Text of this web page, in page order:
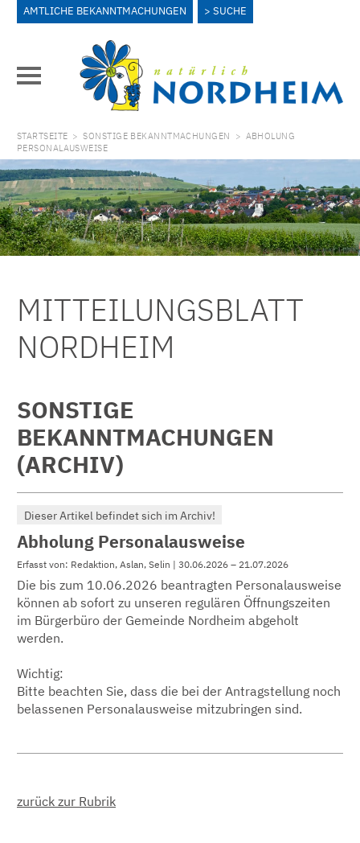
AMTLICHE BEKANNTMACHUNGEN SUCHE
STARTSEITE > SONSTIGE BEKANNTMACHUNGEN > ABHOLUNG
PERSONALAUSWEISE
MITTEILUNGSBLATT
NORDHEIM
SONSTIGE
BEKANNTMACHUNGEN
(ARCHIV)
Dieser Artikel befindet sich im Archiv!
Abholung Personalausweise
Erfasst von: Redaktion, Aslan, Selin | 30.06.2026 – 21.07.2026
Die bis zum 10.06.2026 beantragten Personalausweise
können ab sofort zu unseren regulären Öffnungszeiten
im Bürgerbüro der Gemeinde Nordheim abgeholt
werden.
Wichtig:
Bitte beachten Sie, dass die bei der Antragstellung noch
belassenen Personalausweise mitzubringen sind.
zurück zur Rubrik